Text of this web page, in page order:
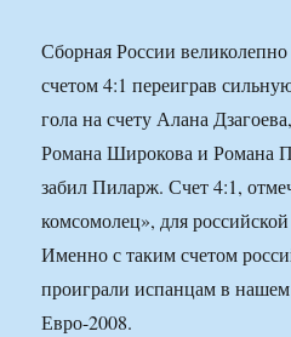
Сборная России
счетом 4:1 переиграв
гола на счету Алана
Романа Широкова и Романа
забил Пиларж. Счет 4:1,
комсомолец», для
Именно с таким счетом
проиграли испанцам в
Евро-2008.